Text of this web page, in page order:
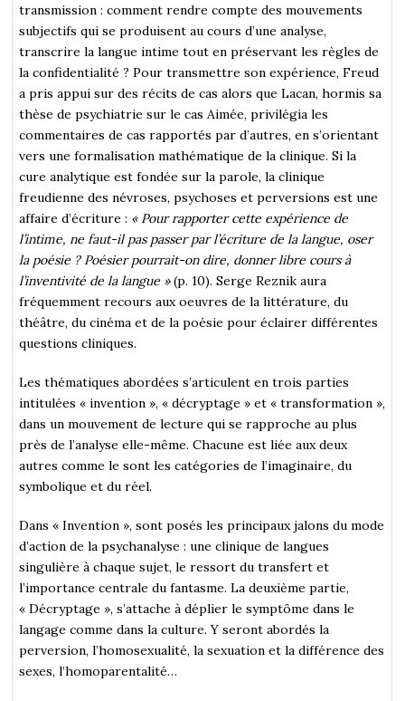
transmission : comment rendre compte des mouvements
subjectifs qui se produisent au cours d’une analyse,
transcrire la langue intime tout en préservant les règles de
la confidentialité ? Pour transmettre son expérience, Freud
a pris appui sur des récits de cas alors que Lacan, hormis sa
thèse de psychiatrie sur le cas Aimée, privilégia les
commentaires de cas rapportés par d’autres, en s’orientant
vers une formalisation mathématique de la clinique. Si la
cure analytique est fondée sur la parole, la clinique
freudienne des névroses, psychoses et perversions est une
affaire d’écriture : « Pour rapporter cette expérience de
l’intime, ne faut-il pas passer par l’écriture de la langue, oser
la poésie ? Poésier pourrait-on dire, donner libre cours à
l’inventivité de la langue »(p. 10). Serge Reznik aura
fréquemment recours aux oeuvres de la littérature, du
théâtre, du cinéma et de la poésie pour éclairer différentes
questions cliniques.
Les thématiques abordées s’articulent en trois parties
intitulées « invention », « décryptage » et « transformation »,
dans un mouvement de lecture qui se rapproche au plus
près de l’analyse elle-même. Chacune est liée aux deux
autres comme le sont les catégories de l’imaginaire, du
symbolique et du réel.
Dans « Invention », sont posés les principaux jalons du mode
d’action de la psychanalyse : une clinique de langues
singulière à chaque sujet, le ressort du transfert et
l’importance centrale du fantasme. La deuxième partie,
« Décryptage », s’attache à déplier le symptôme dans le
langage comme dans la culture. Y seront abordés la
perversion, l’homosexualité, la sexuation et la différence des
sexes, l’homoparentalité…